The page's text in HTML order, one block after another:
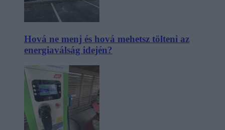
Hová ne menj és hová mehetsz tölteni az
energiaválság idején?